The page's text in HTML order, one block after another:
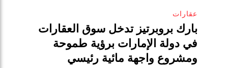
عقارات
بارك بروبرتيز تدخل سوق العقارات
في دولة الإمارات برؤية طموحة
ومشروع واجهة مائية رئيسي